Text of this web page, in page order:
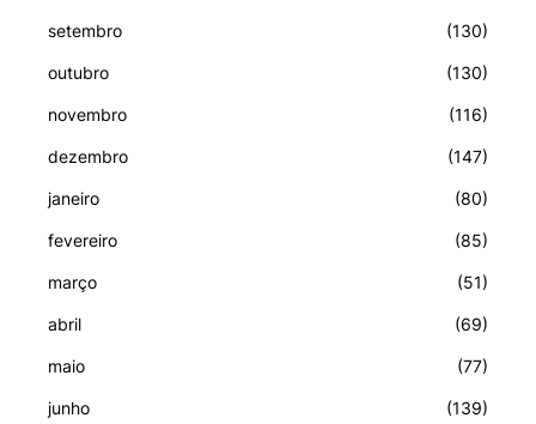
setembro (130)
outubro (130)
novembro (116)
dezembro (147)
janeiro (80)
fevereiro (85)
março (51)
abril (69)
maio (77)
junho (139)